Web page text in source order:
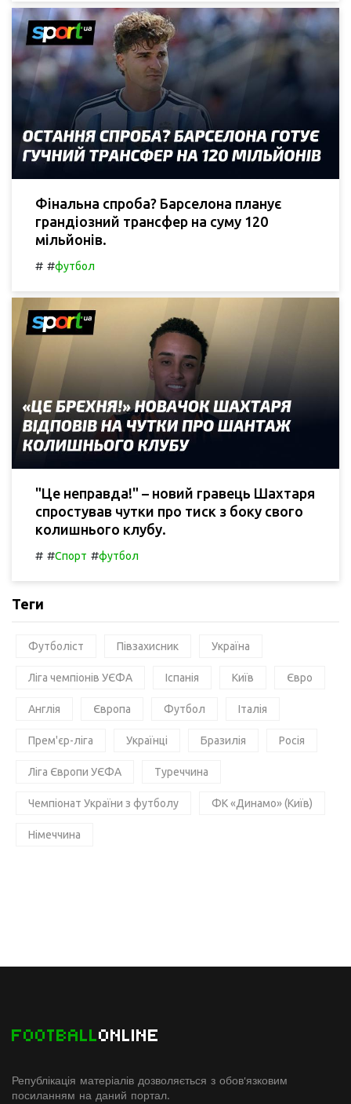
Фінальна спроба? Барселона планує
грандіозний трансфер на суму 120
мільйонів.
# #футбол
"Це неправда!" – новий гравець Шахтаря
спростував чутки про тиск з боку свого
колишнього клубу.
# #Спорт #футбол
Теги
Футболіст Півзахисник Україна
Ліга чемпіонів УЄФА Іспанія Київ Євро
Англія Європа Футбол Італія
Прем'єр-ліга Українці Бразилія Росія
Ліга Європи УЄФА Туреччина
Чемпіонат України з футболу ФК «Динамо» (Київ)
Німеччина
FOOTBALLONLINE
Републікація матеріалів дозволяється з обов'язковим
посиланням на даний портал.